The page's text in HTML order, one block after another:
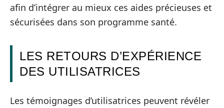
afin d’intégrer au mieux ces aides précieuses et
sécurisées dans son programme santé.
LES RETOURS D’EXPÉRIENCE
DES UTILISATRICES
Les témoignages d’utilisatrices peuvent révéler